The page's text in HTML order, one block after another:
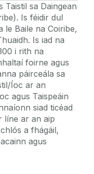
Taistil sa Daingean
Is féidir dul
le Baile na Coiribe,
Is iad na
i rith na
foirne agus
páirceála sa
Íoc ar an
agus Taispeáin
siad ticéad
líne ar an aip
a fhágáil,
agus